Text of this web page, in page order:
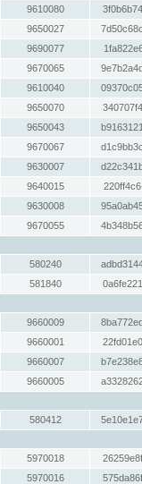
9610080
9650027
9690077
9670065
9610040
9650070
9650043
9670067
9630007
9640015
9630008
9670055
580240
581840
9660009
9660001
9660007
9660005
580412
5970018
5970016